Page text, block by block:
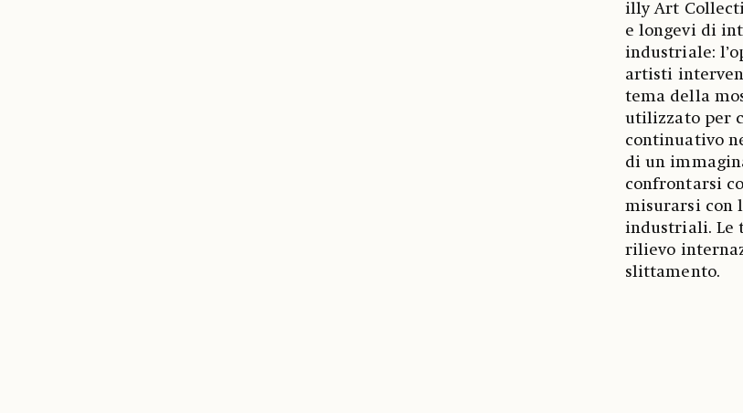
illy Art
e longevi di
industriale:
artisti
tema della
utilizzato per
continuativo
di un
confrontarsi
misurarsi con
industriali. Le
rilievo
slittamento.